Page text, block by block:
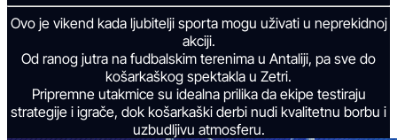
Ovo je vikend kada ljubitelji sporta mogu uživati u neprekidnoj
akciji.
Od ranog jutra na fudbalskim terenima u Antaliji, pa sve do
košarkaškog spektakla u Zetri.
Pripremne utakmice su idealna prilika da ekipe testiraju
strategije i igrače, dok košarkaški derbi nudi kvalitetnu borbu i
uzbudljivu atmosferu.